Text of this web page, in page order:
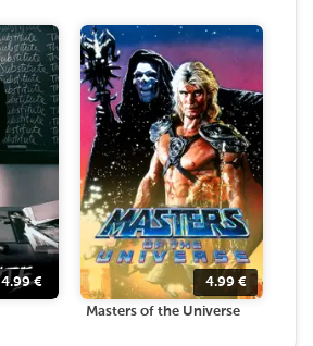
4.99€ 4.99 €
Masters of the Universe